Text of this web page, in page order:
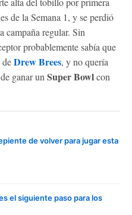
de la Semana 1, y se perdió
campaña regular. Sin
probablemente sabía que
deDrew Brees, y no quería
ganar un Super Bowlcon
de volver para jugar esta
el siguiente paso para los